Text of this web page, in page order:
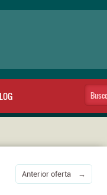
Anterior oferta →